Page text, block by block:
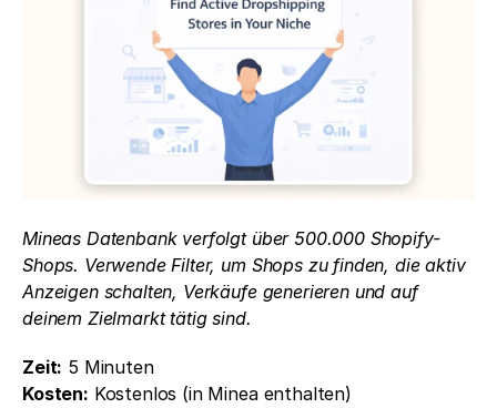
Mineas Datenbank verfolgt über 500.000 Shopify-
Shops. Verwende Filter, um Shops zu finden, die aktiv
Anzeigen schalten, Verkäufe generieren und auf
deinem Zielmarkt tätig sind.
Zeit: 5 Minuten
Kosten: Kostenlos (in Minea enthalten)